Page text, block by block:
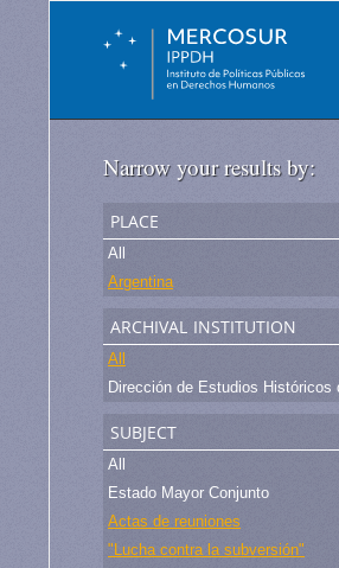
Narrow your results by:
place
All
Argentina
archival institution
All
subject
All
Estado Mayor Conjunto
Actas de reuniones
"Lucha contra la subversión"